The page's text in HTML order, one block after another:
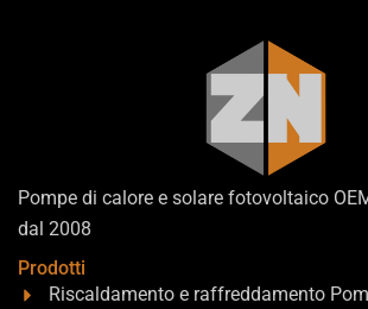
/
W
h
a
Pompe di calore e solare fotovoltaico
dal 2008
Prodotti
Riscaldamento e raffreddamento